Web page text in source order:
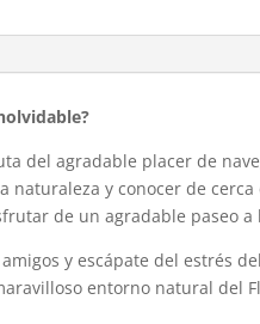
del agradable placer de
naturaleza y conocer de
de un agradable paseo
y escápate del estrés
entorno natural del